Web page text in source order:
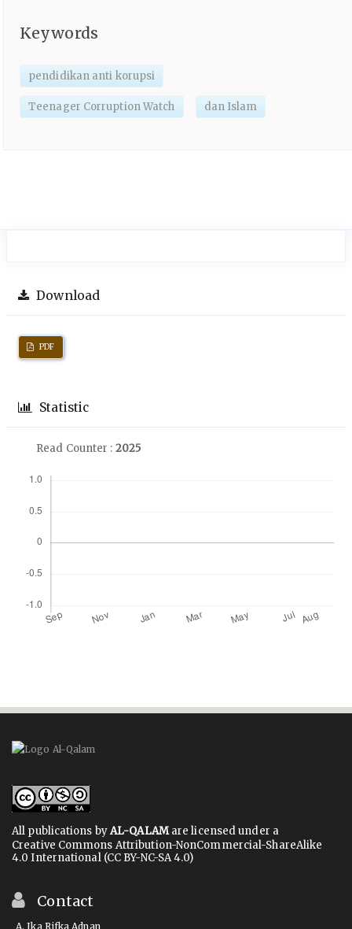
Keywords
pendidikan anti korupsi
Teenager Corruption Watch dan Islam
Download
PDF
Statistic
Read Counter : 2025
All publications byAL-QALAMare licensed under a
Creative Commons Attribution-NonCommercial-ShareAlike
4.0 International (CC BY-NC-SA 4.0)
Contact
A. Ika Rifka Adnan